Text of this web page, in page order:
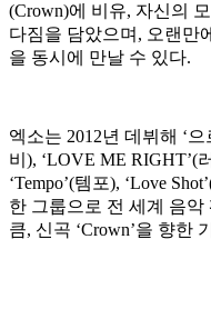
(Crown)에 비유, 자신의
다짐을 담았으며, 오랜만
을 동시에 만날 수 있다.
엑소는 2012년 데뷔해 ‘
비), ‘LOVE ME RIGHT’(
‘Tempo’(템포), ‘Love
한 그룹으로 전 세계 음
큼, 신곡 ‘Crown’을 향한